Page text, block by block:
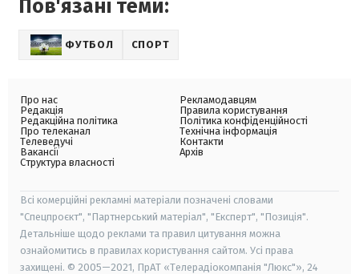
Пов'язані теми:
ФУТБОЛ СПОРТ
Про нас
Редакція
Редакційна політика
Про телеканал
Телеведучі
Вакансії
Структура власності
Рекламодавцям
Правила користування
Політика конфіденційності
Технічна інформація
Контакти
Архів
Всі комерційні рекламні матеріали позначені словами
"Спецпроєкт", "Партнерський матеріал", "Експерт", "Позиція".
Детальніше щодо реклами та правил цитування можна
ознайомитись в правилах користування сайтом. Усі права
захищені. © 2005—2021, ПрАТ «Телерадіокомпанія "Люкс"», 24